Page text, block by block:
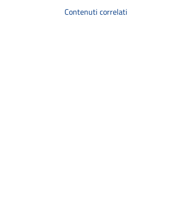
Contenuti correlati